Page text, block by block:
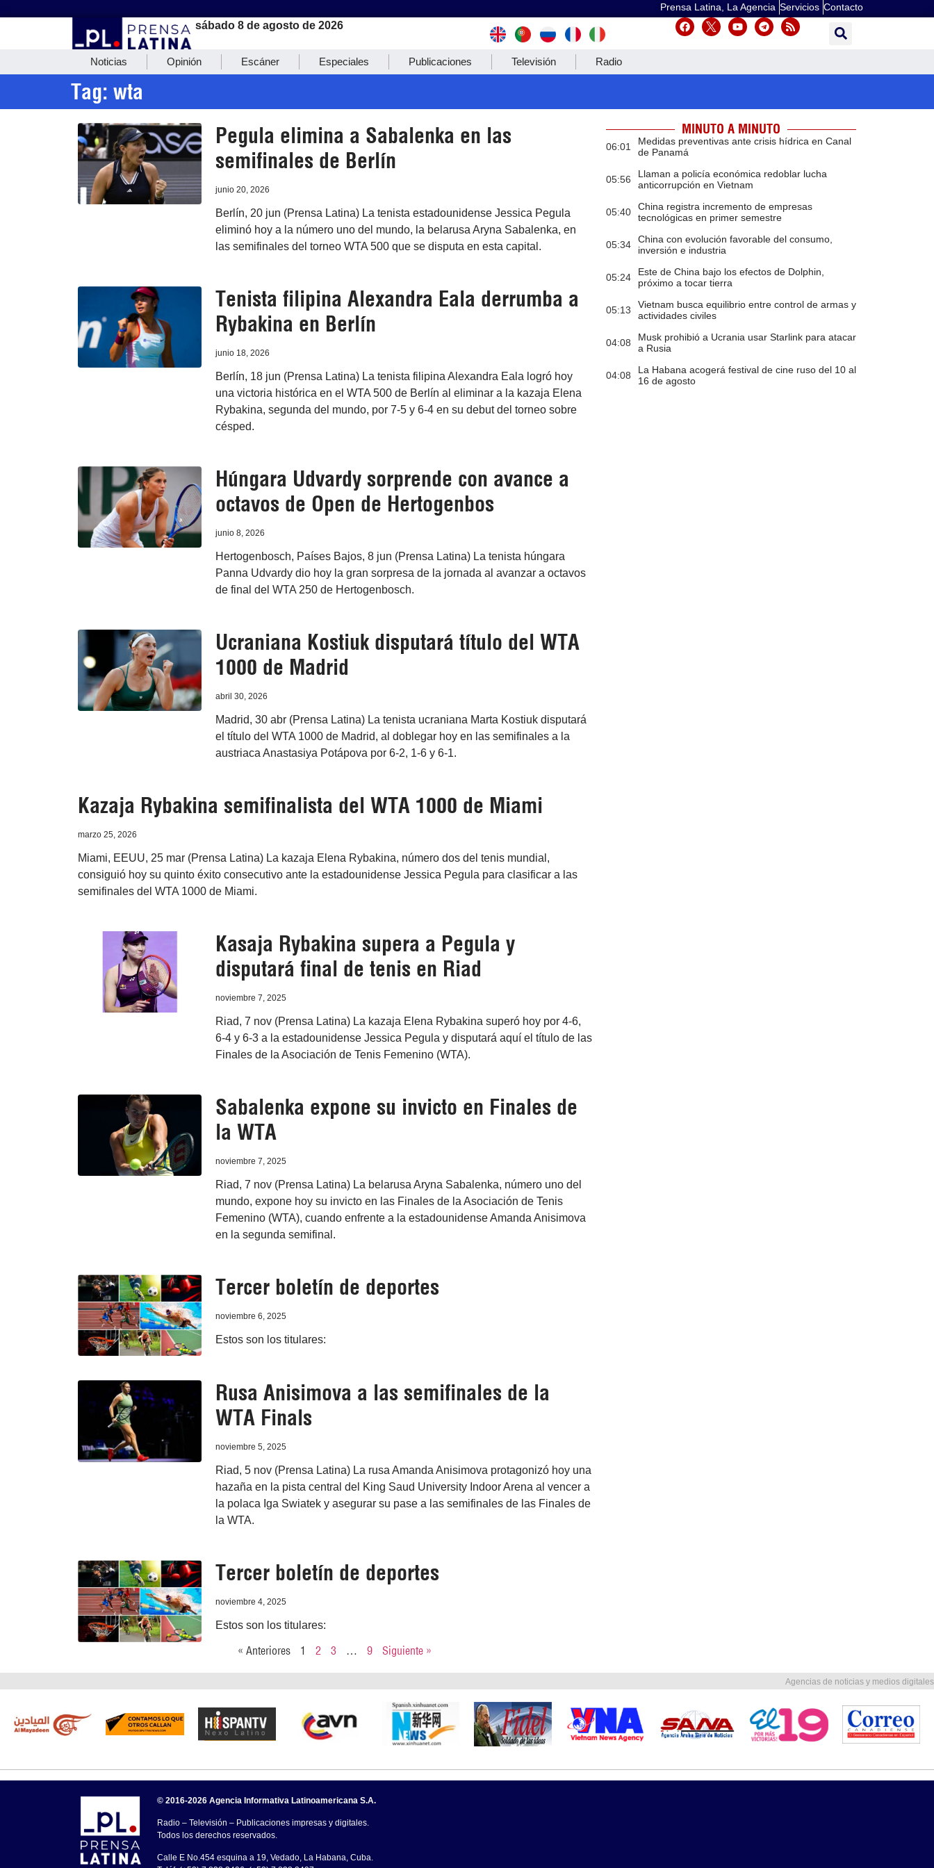
Prensa Latina, La Agencia Servicios Contacto
sábado 8 de agosto de 2026
Noticias Opinión Escáner Especiales Publicaciones Televisión Radio
Tag: wta
Pegula elimina a Sabalenka en las
semifinales de Berlín
junio 20, 2026
Berlín, 20 jun (Prensa Latina) La tenista estadounidense Jessica Pegula
eliminó hoy a la número uno del mundo, la belarusa Aryna Sabalenka, en
las semifinales del torneo WTA 500 que se disputa en esta capital.
Tenista filipina Alexandra Eala derrumba a
Rybakina en Berlín
junio 18, 2026
Berlín, 18 jun (Prensa Latina) La tenista filipina Alexandra Eala logró hoy
una victoria histórica en el WTA 500 de Berlín al eliminar a la kazaja Elena
Rybakina, segunda del mundo, por 7-5 y 6-4 en su debut del torneo sobre
césped.
Húngara Udvardy sorprende con avance a
octavos de Open de Hertogenbos
junio 8, 2026
Hertogenbosch, Países Bajos, 8 jun (Prensa Latina) La tenista húngara
Panna Udvardy dio hoy la gran sorpresa de la jornada al avanzar a octavos
de final del WTA 250 de Hertogenbosch.
Ucraniana Kostiuk disputará título del WTA
1000 de Madrid
abril 30, 2026
Madrid, 30 abr (Prensa Latina) La tenista ucraniana Marta Kostiuk disputará
el título del WTA 1000 de Madrid, al doblegar hoy en las semifinales a la
austriaca Anastasiya Potápova por 6-2, 1-6 y 6-1.
Kazaja Rybakina semifinalista del WTA 1000 de Miami
marzo 25, 2026
Miami, EEUU, 25 mar (Prensa Latina) La kazaja Elena Rybakina, número dos del tenis mundial,
consiguió hoy su quinto éxito consecutivo ante la estadounidense Jessica Pegula para clasificar a las
semifinales del WTA 1000 de Miami.
Kasaja Rybakina supera a Pegula y
disputará final de tenis en Riad
noviembre 7, 2025
Riad, 7 nov (Prensa Latina) La kazaja Elena Rybakina superó hoy por 4-6,
6-4 y 6-3 a la estadounidense Jessica Pegula y disputará aquí el título de las
Finales de la Asociación de Tenis Femenino (WTA).
Sabalenka expone su invicto en Finales de
la WTA
noviembre 7, 2025
Riad, 7 nov (Prensa Latina) La belarusa Aryna Sabalenka, número uno del
mundo, expone hoy su invicto en las Finales de la Asociación de Tenis
Femenino (WTA), cuando enfrente a la estadounidense Amanda Anisimova
en la segunda semifinal.
Tercer boletín de deportes
noviembre 6, 2025
Estos son los titulares:
Rusa Anisimova a las semifinales de la
WTA Finals
noviembre 5, 2025
Riad, 5 nov (Prensa Latina) La rusa Amanda Anisimova protagonizó hoy una
hazaña en la pista central del King Saud University Indoor Arena al vencer a
la polaca Iga Swiatek y asegurar su pase a las semifinales de las Finales de
la WTA.
Tercer boletín de deportes
noviembre 4, 2025
Estos son los titulares:
« Anteriores 1 2 3 … 9 Siguiente »
MINUTO A MINUTO
06:01
Medidas preventivas ante crisis hídrica en Canal
de Panamá
05:56
Llaman a policía económica redoblar lucha
anticorrupción en Vietnam
05:40
China registra incremento de empresas
tecnológicas en primer semestre
05:34
China con evolución favorable del consumo,
inversión e industria
05:24
Este de China bajo los efectos de Dolphin,
próximo a tocar tierra
05:13
Vietnam busca equilibrio entre control de armas y
actividades civiles
04:08
Musk prohibió a Ucrania usar Starlink para atacar
a Rusia
04:08
La Habana acogerá festival de cine ruso del 10 al
16 de agosto
Agencias de noticias y medios digitales
© 2016-2026 Agencia Informativa Latinoamericana S.A.
Radio – Televisión – Publicaciones impresas y digitales.
Todos los derechos reservados.
Calle E No.454 esquina a 19, Vedado, La Habana, Cuba.